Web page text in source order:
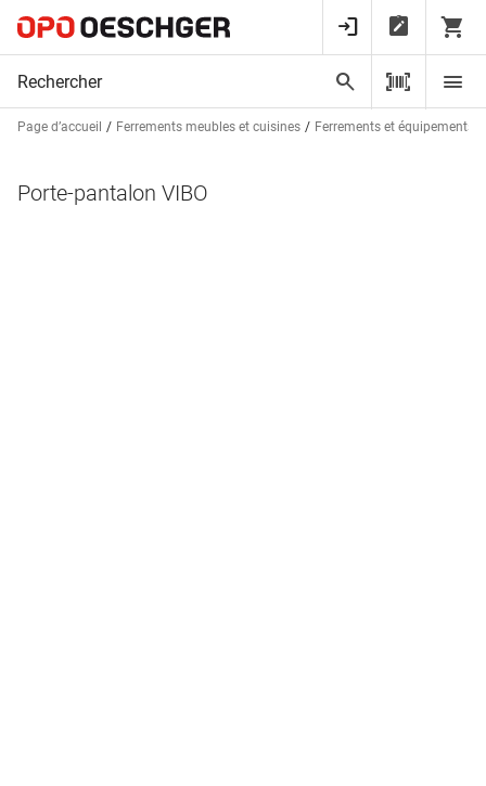
Page d’accueil Ferrements meubles et cuisines Ferrements et équipements
Porte-pantalon VIBO